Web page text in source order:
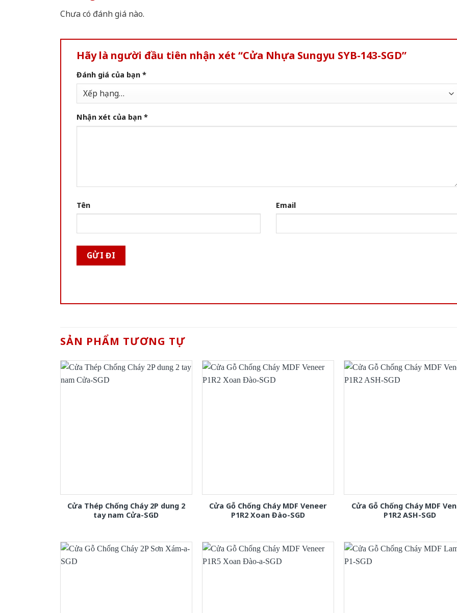
Chưa có đánh giá nào.
Hãy là người đầu tiên nhận xét “Cửa Nhựa Sungyu SYB-143-SGD”
Đánh giá của bạn *
Nhận xét của bạn *
Tên Email
SẢN PHẨM TƯƠNG TỰ
Cửa Thép Chống Cháy 2P dung 2
tay nam Cửa-SGD
Cửa Gỗ Chống Cháy MDF Veneer
P1R2 Xoan Đào-SGD
Cửa Gỗ Chống Cháy MDF
P1R2 ASH-SGD